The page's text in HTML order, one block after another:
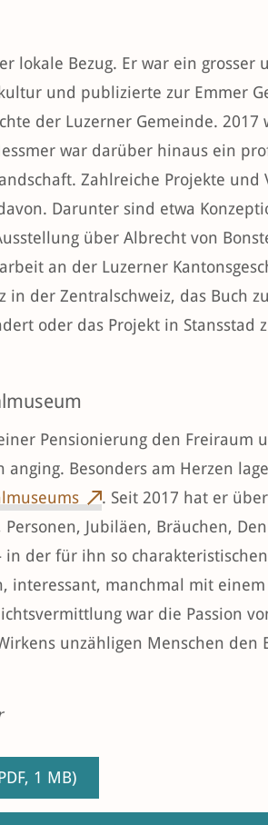
lokale Bezug. Er war ein
und publizierte zur Emmer
der Luzerner Gemeinde.
war darüber hinaus ein
Zahlreiche Projekte
Darunter sind etwa
über Albrecht von
an der Luzerner
in der Zentralschweiz, das Buch
oder das Projekt in Stansstad
Pensionierung den Freiraum
Besonders am Herzen
. Seit 2017 hat er
Jubiläen, Bräuchen,
in der für ihn so
interessant, manchmal mit
war die Passion
unzähligen Menschen den
1 MB)